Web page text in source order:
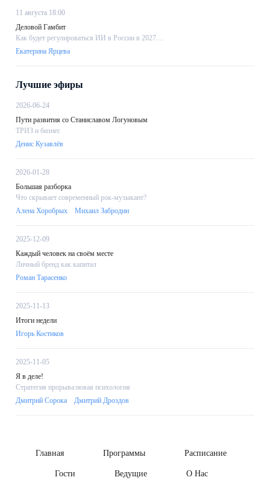
11 августа 18:00
Деловой Гамбит
Как будет регулироваться ИИ в России в 2027....
Екатерина Ярцева
Лучшие эфиры
2026-06-24
Пути развития со Станиславом Логуновым
ТРИЗ и бизнес
Денис Кузавлёв
2026-01-28
Большая разборка
Что скрывает современный рок-музыкант?
Алена Хоробрых
Михаил Забродин
2025-12-09
Каждый человек на своём месте
Личный бренд как капитал
Роман Тарасенко
2025-11-13
Итоги недели
Игорь Костиков
2025-11-05
Я в деле!
Стратегия прорыва:новая психология
Дмитрий Сорока
Дмитрий Дроздов
Главная Программы Расписание
Гости Ведущие О Нас